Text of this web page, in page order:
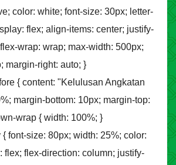
color: white; font-size: 30px; letter-
flex; align-items: center; justify-
wrap: wrap; max-width: 500px;
margin-right: auto; }
{ content: "Kelulusan Angkatan
margin-bottom: 10px; margin-top:
wrap { width: 100%; }
font-size: 80px; width: 25%; color:
flex; flex-direction: column; justify-